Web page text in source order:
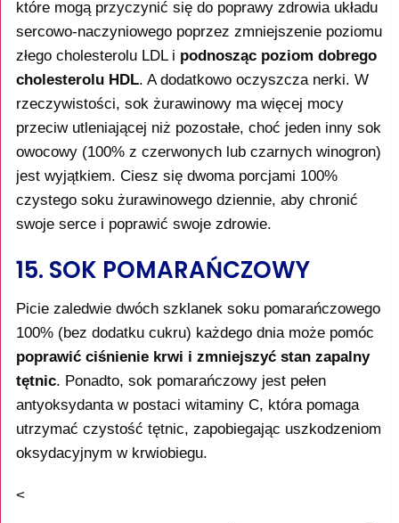
które mogą przyczynić się do poprawy zdrowia układu
sercowo-naczyniowego poprzez zmniejszenie poziomu
złego cholesterolu LDL i podnosząc poziom dobrego
cholesterolu HDL. A dodatkowo oczyszcza nerki. W
rzeczywistości, sok żurawinowy ma więcej mocy
przeciw utleniającej niż pozostałe, choć jeden inny sok
owocowy (100% z czerwonych lub czarnych winogron)
jest wyjątkiem. Ciesz się dwoma porcjami 100%
czystego soku żurawinowego dziennie, aby chronić
swoje serce i poprawić swoje zdrowie.
15. SOK POMARAŃCZOWY
Picie zaledwie dwóch szklanek soku pomarańczowego
100% (bez dodatku cukru) każdego dnia może pomóc
poprawić ciśnienie krwi i zmniejszyć stan zapalny
tętnic. Ponadto, sok pomarańczowy jest pełen
antyoksydanta w postaci witaminy C, która pomaga
utrzymać czystość tętnic, zapobiegając uszkodzeniom
oksydacyjnym w krwiobiegu.
<